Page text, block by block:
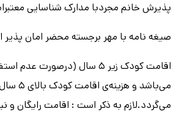
پذیرش خانم مجردبا مدارک شناسایی
صیغه نامه با مهر برجسته محضر امان
اقامت کودک زیر 5 سال (درصورت
می‌باشد
می‌گردد.لازم به ذکر است : اقامت رایگان و